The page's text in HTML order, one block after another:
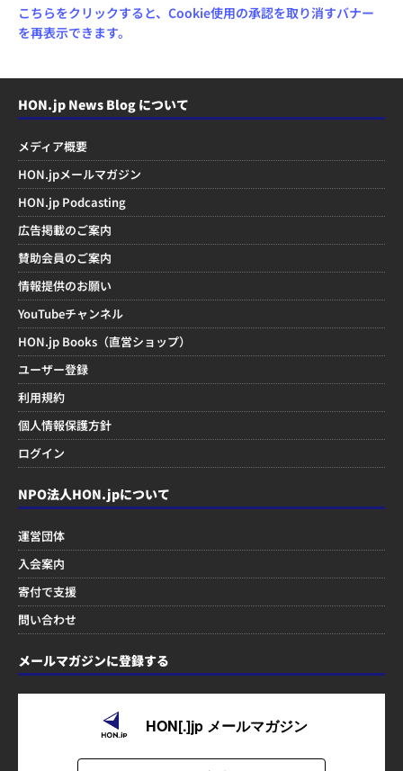
こちらをクリックすると、Cookie使用の承認を取り消すバナー
を再表示できます。
HON.jp News Blog について
メディア概要
HON.jpメールマガジン
HON.jp Podcasting
広告掲載のご案内
賛助会員のご案内
情報提供のお願い
YouTubeチャンネル
HON.jp Books（直営ショップ）
ユーザー登録
利用規約
個人情報保護方針
ログイン
NPO法人HON.jpについて
運営団体
入会案内
寄付で支援
問い合わせ
メールマガジンに登録する